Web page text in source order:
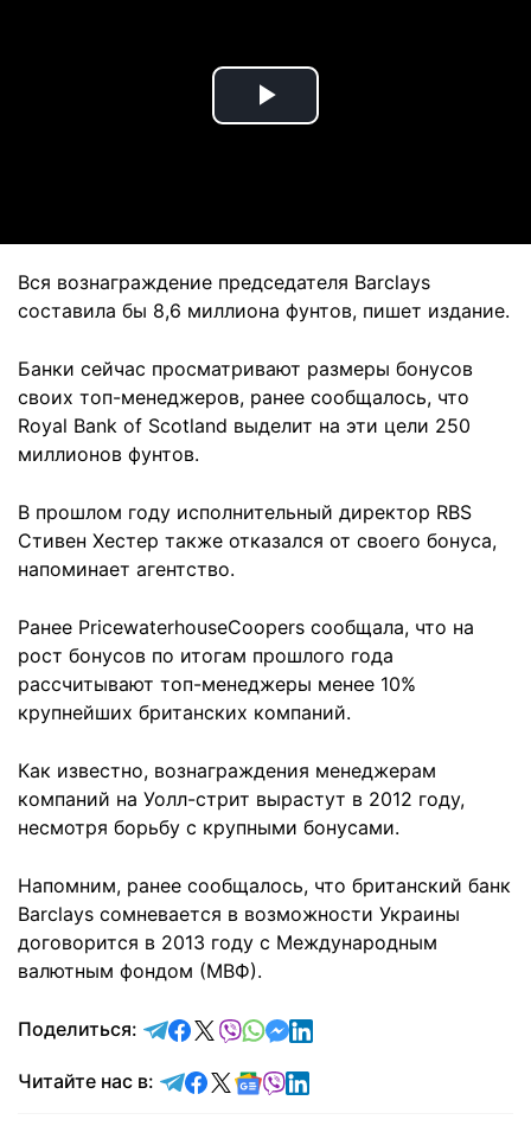
Play
Вся вознаграждение председателя Barclays
составила бы 8,6 миллиона фунтов, пишет издание.
Банки сейчас просматривают размеры бонусов
своих топ-менеджеров, ранее сообщалось, что
Royal Bank of Scotland выделит на эти цели 250
миллионов фунтов.
В прошлом году исполнительный директор RBS
Стивен Хестер также отказался от своего бонуса,
напоминает агентство.
Ранее PricewaterhouseCoopers сообщала, что на
рост бонусов по итогам прошлого года
рассчитывают топ-менеджеры менее 10%
крупнейших британских компаний.
Как известно, вознаграждения менеджерам
компаний на Уолл-стрит вырастут в 2012 году,
несмотря борьбу с крупными бонусами.
Напомним, ранее сообщалось, что британский банк
Barclays сомневается в возможности Украины
договорится в 2013 году с Международным
валютным фондом (МВФ).
Поделиться: отправить в Telegram
поделиться в Facebook
поделиться в X
отправить в Viber
отправить в Whatsapp
отправить в Messenger
отправить в LinkedIn
Читайте нас в: Читайте в Telegram
Читайте в Facebook
Читайте в X
Читайте в Google news
Читайте в Viber
Читайте в LinkedIn